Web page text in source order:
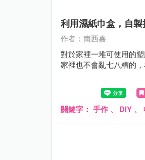
利用濕紙巾盒，自
作者：南西嘉
對於家裡一堆可使用的
家裡也不會亂七八糟的
關鍵字： 手作 、 DIY 、